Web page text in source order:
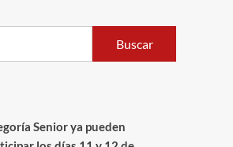
Buscar
Senior ya pueden